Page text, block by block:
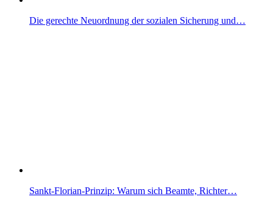
Die gerechte Neuordnung der sozialen Sicherung und…
Sankt-Florian-Prinzip: Warum sich Beamte, Richter…